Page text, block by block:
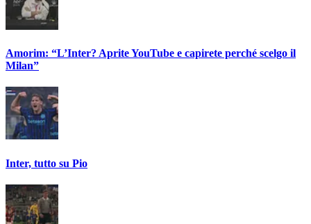
Amorim: “L’Inter? Aprite YouTube e capirete perché scelgo il
Milan”
Inter, tutto su Pio